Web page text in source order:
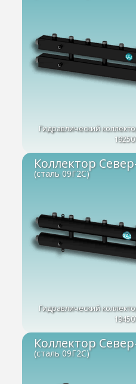
Гидравлический
Коллектор
(сталь 09Г2С)
Гидравлический
Коллектор
(сталь 09Г2С)